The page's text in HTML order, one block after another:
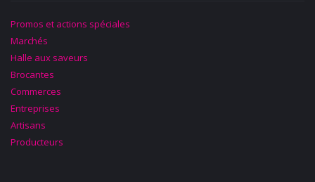
Promos et actions spéciales
Marchés
Halle aux saveurs
Brocantes
Commerces
Entreprises
Artisans
Producteurs